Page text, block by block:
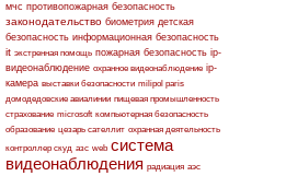
мчс противопожарная безопасность
законодательство биометрия детская
безопасность информационная безопасность
it экстренная помощь пожарная безопасность ip-
видеонаблюдение охранное видеонаблюдение ip-
камера выставки безопасности milipol paris
домодедовские авиалинии пищевая промышленность
страхование microsoft компьютерная безопасность
образование цезарь сателлит охранная деятельность
контроллер скуд азс web система
видеонаблюдения радиация аэс